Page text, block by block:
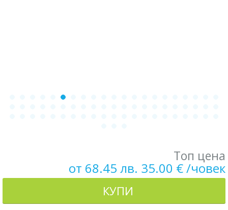
Топ цена
от 68.45 лв. 35.00 € /човек
КУПИ